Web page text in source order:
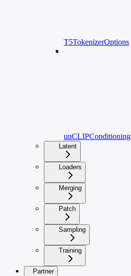
T5TokenizerOptions
unCLIPConditioning
Latent
Loaders
Merging
Patch
Sampling
Training
Partner